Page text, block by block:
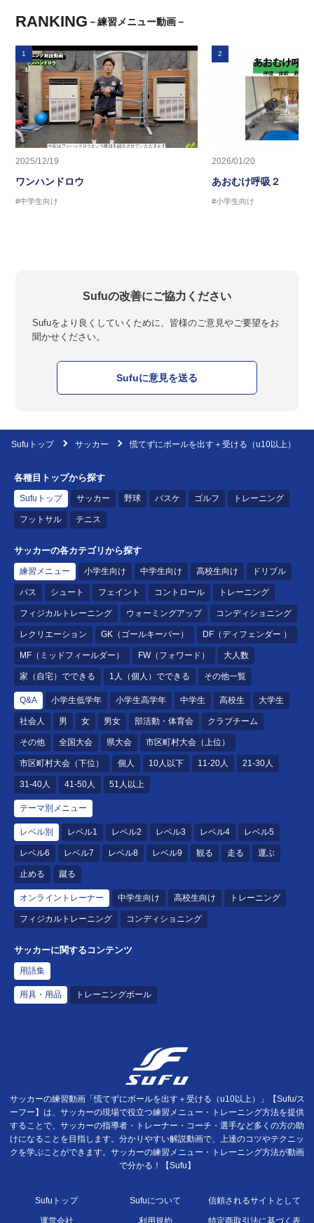
RANKING －練習メニュー動画－
1
2025/12/19
ワンハンドロウ
#中学生向け
2
2026/01/20
あおむけ呼吸２
#小学生向け
Sufuの改善にご協力ください
Sufuをより良くしていくために、皆様のご意見やご要望をお
聞かせください。
Sufuに意見を送る
Sufuトップ サッカー 慌てずにボールを出す＋受ける（u10以上）
各種目トップから探す
Sufuトップ サッカー 野球 バスケ ゴルフ トレーニング
フットサル テニス
サッカーの各カテゴリから探す
練習メニュー 小学生向け 中学生向け 高校生向け ドリブル
パス シュート フェイント コントロール トレーニング
フィジカルトレーニング ウォーミングアップ コンディショニング
レクリエーション GK（ゴールキーパー） DF（ディフェンダー ）
MF（ミッドフィールダー） FW（フォワード） 大人数
家（自宅）でできる 1人（個人）でできる その他一覧
Q&A 小学生低学年 小学生高学年 中学生 高校生 大学生
社会人 男 女 男女 部活動・体育会 クラブチーム
その他 全国大会 県大会 市区町村大会（上位）
市区町村大会（下位） 個人 10人以下 11-20人 21-30人
31-40人 41-50人 51人以上
テーマ別メニュー
レベル別 レベル1 レベル2 レベル3 レベル4 レベル5
レベル6 レベル7 レベル8 レベル9 観る 走る 運ぶ
止める 蹴る
オンライントレーナー 中学生向け 高校生向け トレーニング
フィジカルトレーニング コンディショニング
サッカーに関するコンテンツ
用語集
用具・用品 トレーニングボール
サッカーの練習動画「慌てずにボールを出す＋受ける（u10以上）」【Sufu/ス
ーフー】は、サッカーの現場で役立つ練習メニュー・トレーニング方法を提供
することで、サッカーの指導者・トレーナー・コーチ・選手など多くの方の助
けになることを目指します。分かりやすい解説動画で、上達のコツやテクニッ
クを学ぶことができます。サッカーの練習メニュー・トレーニング方法が動画
で分かる！【Sufu】
Sufuトップ Sufuについて 信頼されるサイトとして
運営会社 利用規約 特定商取引法に基づく表